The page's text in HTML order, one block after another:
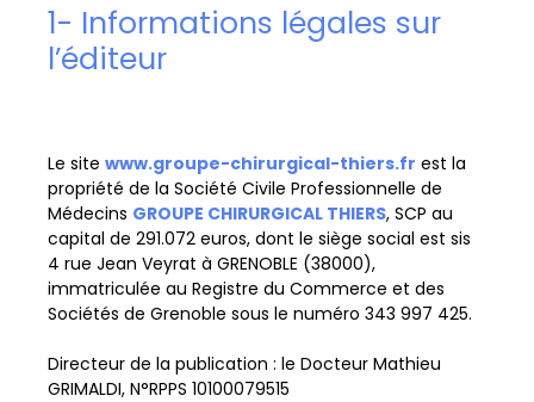
1- Informations légales sur
l’éditeur
Le site www.groupe-chirurgical-thiers.fr est la
propriété de la Société Civile Professionnelle de
Médecins GROUPE CHIRURGICAL THIERS, SCP au
capital de 291.072 euros, dont le siège social est sis
4 rue Jean Veyrat à GRENOBLE (38000),
immatriculée au Registre du Commerce et des
Sociétés de Grenoble sous le numéro 343 997 425.
Directeur de la publication : le Docteur Mathieu
GRIMALDI, N°RPPS 10100079515